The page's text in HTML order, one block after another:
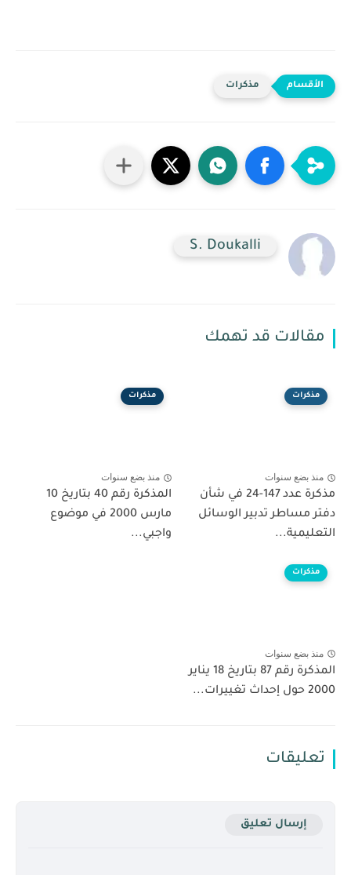
مذكرات
S. Doukalli
مقالات قد تهمك
مذكرات
منذ بضع سنوات
مذكرة عدد 147-24 في شأن
دفتر مساطر تدبير الوسائل
التعليمية...
مذكرات
منذ بضع سنوات
المذكرة رقم 40 بتاريخ 10
مارس 2000 في موضوع
واجبي...
مذكرات
منذ بضع سنوات
المذكرة رقم 87 بتاريخ 18 يناير
2000 حول إحداث تغييرات...
تعليقات
إرسال تعليق